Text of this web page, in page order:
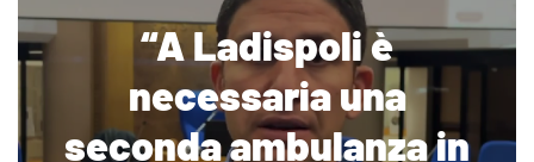
“A Ladispoli è
necessaria una
seconda ambulanza in